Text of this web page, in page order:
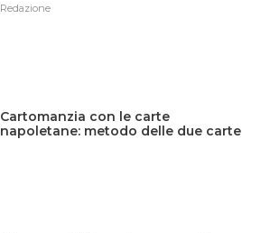
Redazione
Cartomanzia con le carte
napoletane: metodo delle due carte